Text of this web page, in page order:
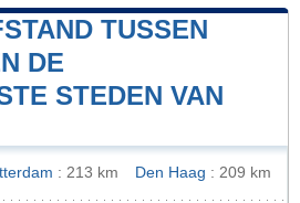
TUSSEN
DE
STEDEN VAN
: 213 km Den Haag : 209 km